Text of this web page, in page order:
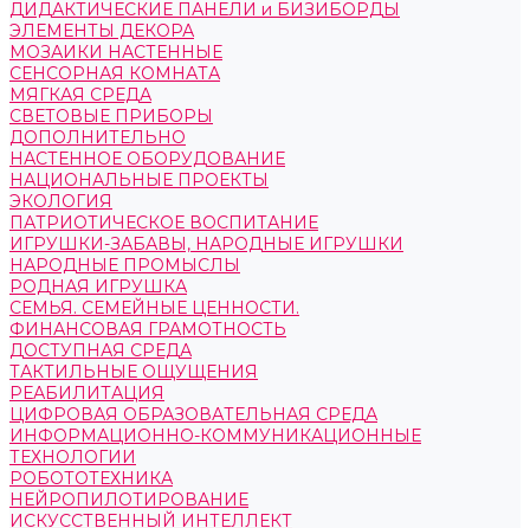
ДИДАКТИЧЕСКИЕ ПАНЕЛИ и БИЗИБОРДЫ
ЭЛЕМЕНТЫ ДЕКОРА
МОЗАИКИ НАСТЕННЫЕ
СЕНСОРНАЯ КОМНАТА
МЯГКАЯ СРЕДА
СВЕТОВЫЕ ПРИБОРЫ
ДОПОЛНИТЕЛЬНО
НАСТЕННОЕ ОБОРУДОВАНИЕ
НАЦИОНАЛЬНЫЕ ПРОЕКТЫ
ЭКОЛОГИЯ
ПАТРИОТИЧЕСКОЕ ВОСПИТАНИЕ
ИГРУШКИ-ЗАБАВЫ, НАРОДНЫЕ ИГРУШКИ
НАРОДНЫЕ ПРОМЫСЛЫ
РОДНАЯ ИГРУШКА
СЕМЬЯ. СЕМЕЙНЫЕ ЦЕННОСТИ.
ФИНАНСОВАЯ ГРАМОТНОСТЬ
ДОСТУПНАЯ СРЕДА
ТАКТИЛЬНЫЕ ОЩУЩЕНИЯ
РЕАБИЛИТАЦИЯ
ЦИФРОВАЯ ОБРАЗОВАТЕЛЬНАЯ СРЕДА
ИНФОРМАЦИОННО-КОММУНИКАЦИОННЫЕ
ТЕХНОЛОГИИ
РОБОТОТЕХНИКА
НЕЙРОПИЛОТИРОВАНИЕ
ИСКУССТВЕННЫЙ ИНТЕЛЛЕКТ